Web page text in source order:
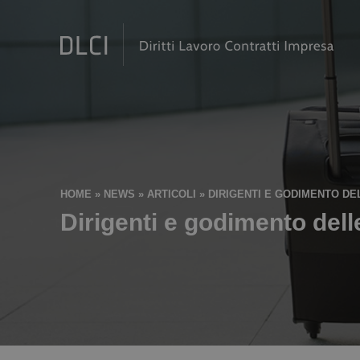
HOME » NEWS »ARTICOLI » DIRIGENTI E GODIMENTO
Dirigenti e godimento